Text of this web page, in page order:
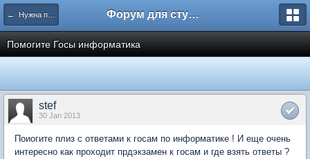
← Нужна помощь Форум для студента СГА
Помогите Госы информатика
stef
30 Jan 2013
Поиогите плиз с ответами к госам по информатике ! И еще очень
интересно как проходит прдэкзамен к госам и где взять ответы ?